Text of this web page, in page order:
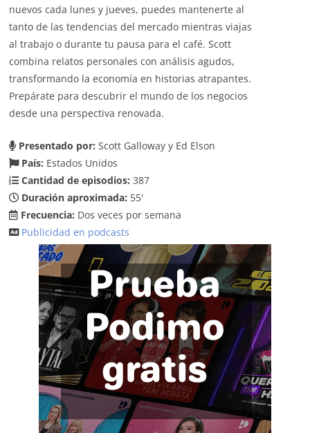
nuevos cada lunes y jueves, puedes mantenerte al
tanto de las tendencias del mercado mientras viajas
al trabajo o durante tu pausa para el café. Scott
combina relatos personales con análisis agudos,
transformando la economía en historias atrapantes.
Prepárate para descubrir el mundo de los negocios
desde una perspectiva renovada.
Presentado por: Scott Galloway y Ed Elson
País: Estados Unidos
Cantidad de episodios: 387
Duración aproximada: 55'
Frecuencia: Dos veces por semana
Publicidad en podcasts